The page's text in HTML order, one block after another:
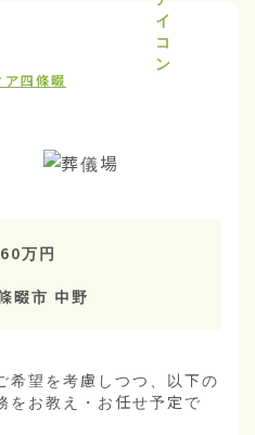
四條畷
万円
畷市 中野
希望を考慮しつつ、以下の
をお教え・お任せ予定で